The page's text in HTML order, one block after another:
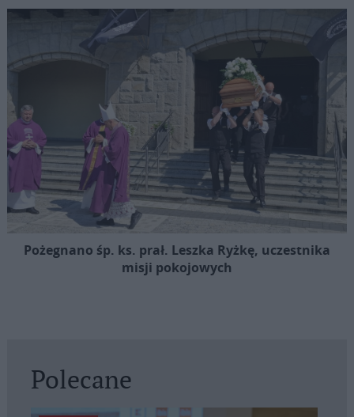
Pożegnano śp. ks. prał. Leszka Ryżkę, uczestnika
misji pokojowych
Polecane